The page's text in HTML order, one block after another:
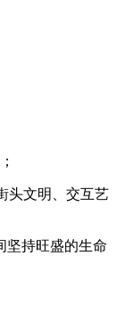
头文明、交互艺
坚持旺盛的生命